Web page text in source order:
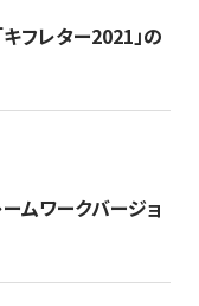
フレター2021」の
ムワークバージョ